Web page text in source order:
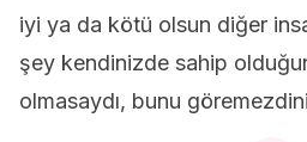
iyi ya da kötü olsun diğer
şey kendinizde sahip
olmasaydı, bunu